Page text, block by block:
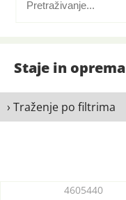
Staje in oprema
› Traženje po filtrima
4605440